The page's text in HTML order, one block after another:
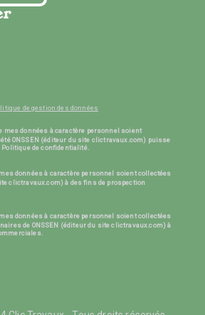
de gestion des données
mes données à caractère personnel soient
ONSSEN (éditeur du site clictravaux.com) puisse
Politique de confidentialité.
données à caractère personnel soient collectées
clictravaux.com) à des fins de prospection
données à caractère personnel soient collectées
de ONSSEN (éditeur du site clictravaux.com) à